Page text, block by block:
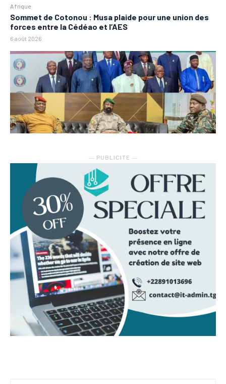
Afrique
Sommet de Cotonou : Musa plaide pour une union des
forces entre la Cédéao et l’AES
6 août 2026
― PUBLICITE ―